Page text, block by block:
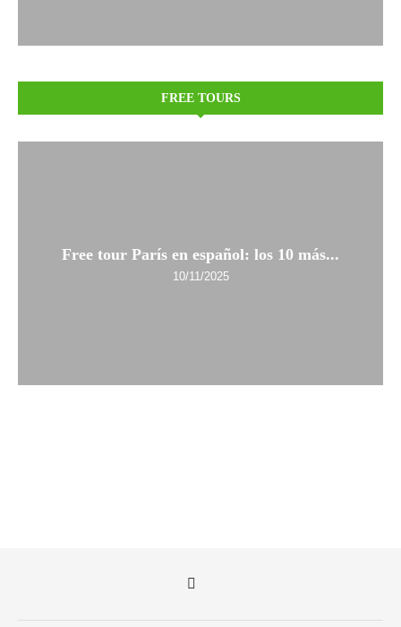
FREE TOURS
Free tour París en español: los 10 más...
10/11/2025